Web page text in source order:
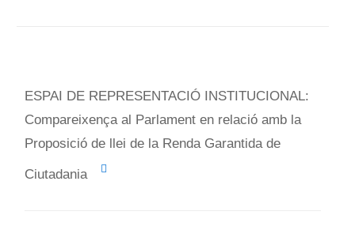
ESPAI DE REPRESENTACIÓ INSTITUCIONAL:
Compareixença al Parlament en relació amb la
Proposició de llei de la Renda Garantida de
Ciutadania